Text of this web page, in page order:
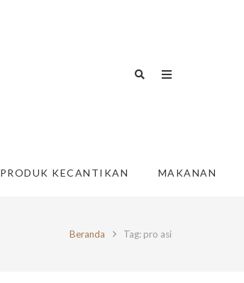
PRODUK KECANTIKAN MAKANAN
Beranda Tag: pro asi